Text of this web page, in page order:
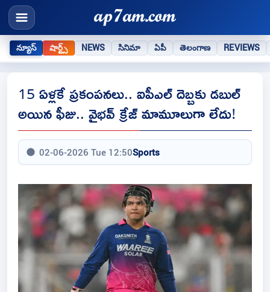
న్యూస్ షార్ట్స్ NEWS సినిమా ఏపీ తెలంగాణ REVIEWS
15 ఏళ్లకే ప్రకంపనలు.. ఐపీఎల్ దెబ్బకు డబుల్
అయిన ఫీజు.. వైభవ్ క్రేజ్ మామూలుగా లేదు!
02-06-2026 Tue 12:50Sports